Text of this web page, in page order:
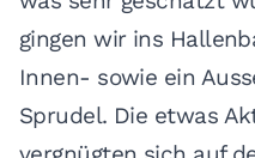
gingen wir ins
Innen- sowie ein
Sprudel. Die etwas